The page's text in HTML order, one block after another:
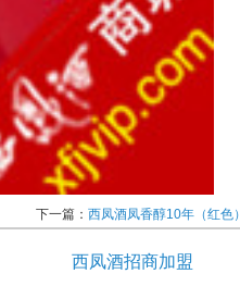
下一篇： 西凤酒凤香醇10年（红色）
西凤酒招商加盟